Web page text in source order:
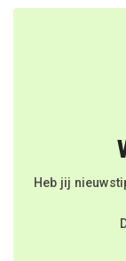
Heb jij